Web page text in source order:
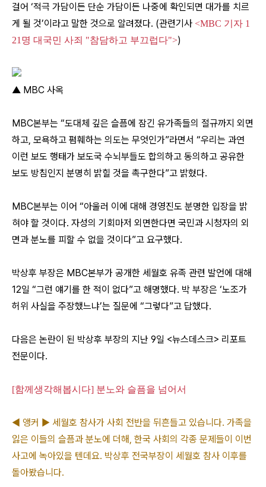
걸어 ‘적극 가담이든 단순 가담이든 나중에 확인되면 대가를 치르
게 될 것’이라고 말한 것으로 알려졌다. (관련기사 <MBC 기자 1
21명 대국민 사죄 "참담하고 부끄럽다">)
▲ MBC 사옥
MBC본부는 “도대체 깊은 슬픔에 잠긴 유가족들의 절규까지 외면
하고, 모욕하고 폄훼하는 의도는 무엇인가”라면서 “우리는 과연
이런 보도 행태가 보도국 수뇌부들도 합의하고 동의하고 공유한
보도 방침인지 분명히 밝힐 것을 촉구한다”고 밝혔다.
MBC본부는 이어 “아울러 이에 대해 경영진도 분명한 입장을 밝
혀야 할 것이다. 자성의 기회마저 외면한다면 국민과 시청자의 외
면과 분노를 피할 수 없을 것이다”고 요구했다.
박상후 부장은 MBC본부가 공개한 세월호 유족 관련 발언에 대해
12일 “그런 얘기를 한 적이 없다”고 해명했다. 박 부장은 ‘노조가
허위 사실을 주장했느냐’는 질문에 “그렇다”고 답했다.
다음은 논란이 된 박상후 부장의 지난 9일 <뉴스데스크> 리포트
전문이다.
[함께생각해봅시다] 분노와 슬픔을 넘어서
◀ 앵커 ▶ 세월호 참사가 사회 전반을 뒤흔들고 있습니다. 가족을
잃은 이들의 슬픔과 분노에 더해, 한국 사회의 각종 문제들이 이번
사고에 녹아있을 텐데요. 박상후 전국부장이 세월호 참사 이후를
돌아봤습니다.